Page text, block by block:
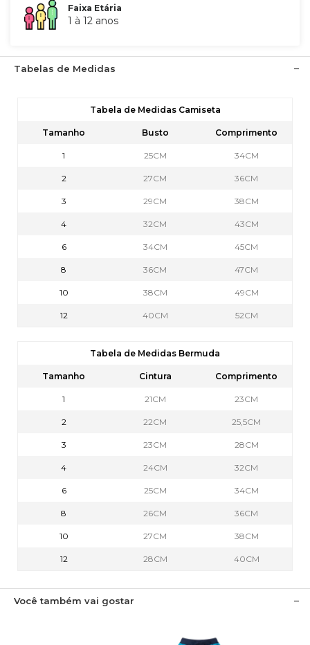
Faixa Etária
1 à 12 anos
Tabelas de Medidas
Tabela de Medidas Camiseta
Tamanho Busto Comprimento
1 25CM 34CM
2 27CM 36CM
3 29CM 38CM
4 32CM 43CM
6 34CM 45CM
8 36CM 47CM
10 38CM 49CM
12 40CM 52CM
Tabela de Medidas Bermuda
Tamanho Cintura Comprimento
1 21CM 23CM
2 22CM 25,5CM
3 23CM 28CM
4 24CM 32CM
6 25CM 34CM
8 26CM 36CM
10 27CM 38CM
12 28CM 40CM
Você também vai gostar